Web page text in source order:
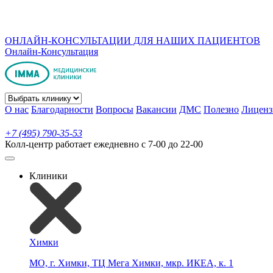
ОНЛАЙН-КОНСУЛЬТАЦИИ ДЛЯ НАШИХ ПАЦИЕНТОВ
Онлайн-Консультация
О нас Благодарности Вопросы Вакансии ДМС Полезно
+7 (495) 790-35-53
Колл-центр работает ежедневно с 7-00 до 22-00
Клиники
Химки
МО, г. Химки, ТЦ Мега Химки, мкр. ИКЕА, к. 1